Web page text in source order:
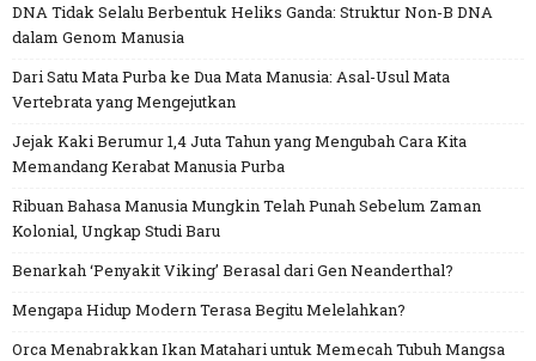
DNA Tidak Selalu Berbentuk Heliks Ganda: Struktur Non-B DNA
dalam Genom Manusia
Dari Satu Mata Purba ke Dua Mata Manusia: Asal-Usul Mata
Vertebrata yang Mengejutkan
Jejak Kaki Berumur 1,4 Juta Tahun yang Mengubah Cara Kita
Memandang Kerabat Manusia Purba
Ribuan Bahasa Manusia Mungkin Telah Punah Sebelum Zaman
Kolonial, Ungkap Studi Baru
Benarkah ‘Penyakit Viking’ Berasal dari Gen Neanderthal?
Mengapa Hidup Modern Terasa Begitu Melelahkan?
Orca Menabrakkan Ikan Matahari untuk Memecah Tubuh Mangsa